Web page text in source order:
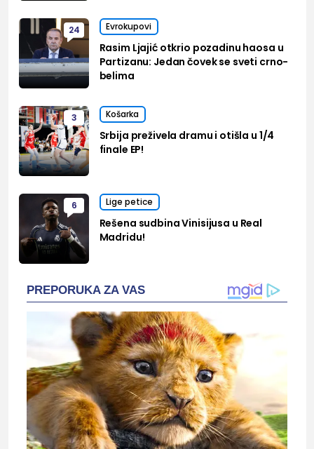
24 Evrokupovi
Rasim Ljajić otkrio pozadinu haosa u
Partizanu: Jedan čovek se sveti crno-
belima
3 Košarka
Srbija preživela dramu i otišla u 1/4
finale EP!
6 Lige petice
Rešena sudbina Vinisijusa u Real
Madridu!
PREPORUKA ZA VAS